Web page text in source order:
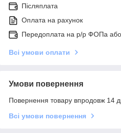
Післяплата
Оплата на рахунок
Передоплата на р/р ФОПа
Всі умови оплати
Умови повернення
Повернення товару впродовж 14
Всі умови повернення